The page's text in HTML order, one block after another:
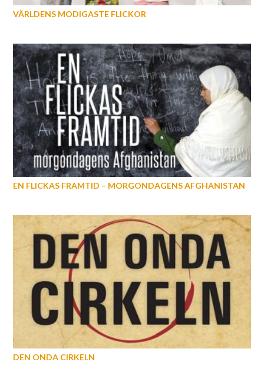
VÄRLDENS MODIGASTE FLICKOR
EN FLICKAS FRAMTID – MORGONDAGENS AFGHANISTAN
DEN ONDA CIRKELN